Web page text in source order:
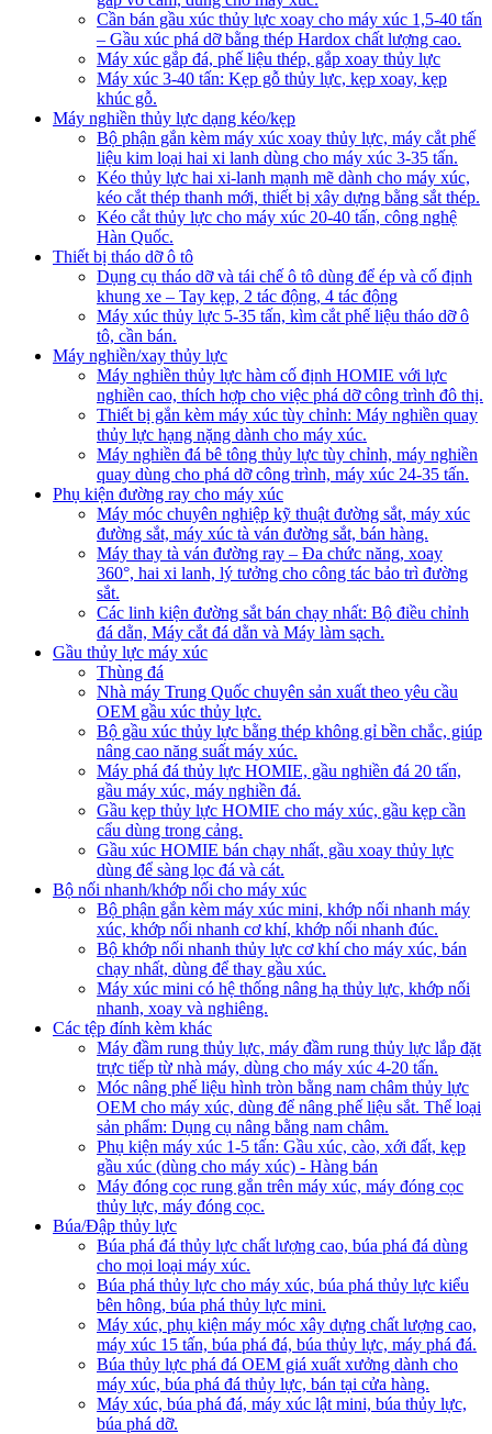
Cần bán gầu xúc thủy lực xoay cho máy xúc 1,5-40 tấn
– Gầu xúc phá dỡ bằng thép Hardox chất lượng cao.
Máy xúc gắp đá, phế liệu thép, gắp xoay thủy lực
Máy xúc 3-40 tấn: Kẹp gỗ thủy lực, kẹp xoay, kẹp
khúc gỗ.
Máy nghiền thủy lực dạng kéo/kẹp
Bộ phận gắn kèm máy xúc xoay thủy lực, máy cắt phế
liệu kim loại hai xi lanh dùng cho máy xúc 3-35 tấn.
Kéo thủy lực hai xi-lanh mạnh mẽ dành cho máy xúc,
kéo cắt thép thanh mới, thiết bị xây dựng bằng sắt thép.
Kéo cắt thủy lực cho máy xúc 20-40 tấn, công nghệ
Hàn Quốc.
Thiết bị tháo dỡ ô tô
Dụng cụ tháo dỡ và tái chế ô tô dùng để ép và cố định
khung xe – Tay kẹp, 2 tác động, 4 tác động
Máy xúc thủy lực 5-35 tấn, kìm cắt phế liệu tháo dỡ ô
tô, cần bán.
Máy nghiền/xay thủy lực
Máy nghiền thủy lực hàm cố định HOMIE với lực
nghiền cao, thích hợp cho việc phá dỡ công trình đô thị.
Thiết bị gắn kèm máy xúc tùy chỉnh: Máy nghiền quay
thủy lực hạng nặng dành cho máy xúc.
Máy nghiền đá bê tông thủy lực tùy chỉnh, máy nghiền
quay dùng cho phá dỡ công trình, máy xúc 24-35 tấn.
Phụ kiện đường ray cho máy xúc
Máy móc chuyên nghiệp kỹ thuật đường sắt, máy xúc
đường sắt, máy xúc tà ván đường sắt, bán hàng.
Máy thay tà ván đường ray – Đa chức năng, xoay
360°, hai xi lanh, lý tưởng cho công tác bảo trì đường
sắt.
Các linh kiện đường sắt bán chạy nhất: Bộ điều chỉnh
đá dằn, Máy cắt đá dằn và Máy làm sạch.
Gầu thủy lực máy xúc
Thùng đá
Nhà máy Trung Quốc chuyên sản xuất theo yêu cầu
OEM gầu xúc thủy lực.
Bộ gầu xúc thủy lực bằng thép không gỉ bền chắc, giúp
nâng cao năng suất máy xúc.
Máy phá đá thủy lực HOMIE, gầu nghiền đá 20 tấn,
gầu máy xúc, máy nghiền đá.
Gầu kẹp thủy lực HOMIE cho máy xúc, gầu kẹp cần
cẩu dùng trong cảng.
Gầu xúc HOMIE bán chạy nhất, gầu xoay thủy lực
dùng để sàng lọc đá và cát.
Bộ nối nhanh/khớp nối cho máy xúc
Bộ phận gắn kèm máy xúc mini, khớp nối nhanh máy
xúc, khớp nối nhanh cơ khí, khớp nối nhanh đúc.
Bộ khớp nối nhanh thủy lực cơ khí cho máy xúc, bán
chạy nhất, dùng để thay gầu xúc.
Máy xúc mini có hệ thống nâng hạ thủy lực, khớp nối
nhanh, xoay và nghiêng.
Các tệp đính kèm khác
Máy đầm rung thủy lực, máy đầm rung thủy lực lắp đặt
trực tiếp từ nhà máy, dùng cho máy xúc 4-20 tấn.
Móc nâng phế liệu hình tròn bằng nam châm thủy lực
OEM cho máy xúc, dùng để nâng phế liệu sắt. Thể loại
sản phẩm: Dụng cụ nâng bằng nam châm.
Phụ kiện máy xúc 1-5 tấn: Gầu xúc, cào, xới đất, kẹp
gầu xúc (dùng cho máy xúc) - Hàng bán
Máy đóng cọc rung gắn trên máy xúc, máy đóng cọc
thủy lực, máy đóng cọc.
Búa/Đập thủy lực
Búa phá đá thủy lực chất lượng cao, búa phá đá dùng
cho mọi loại máy xúc.
Búa phá thủy lực cho máy xúc, búa phá thủy lực kiểu
bên hông, búa phá thủy lực mini.
Máy xúc, phụ kiện máy móc xây dựng chất lượng cao,
máy xúc 15 tấn, búa phá đá, búa thủy lực, máy phá đá.
Búa thủy lực phá đá OEM giá xuất xưởng dành cho
máy xúc, búa phá đá thủy lực, bán tại cửa hàng.
Máy xúc, búa phá đá, máy xúc lật mini, búa thủy lực,
búa phá dỡ.